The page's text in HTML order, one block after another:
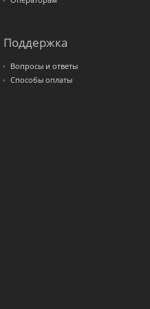
Поддержка
Вопросы и ответы
Способы оплаты